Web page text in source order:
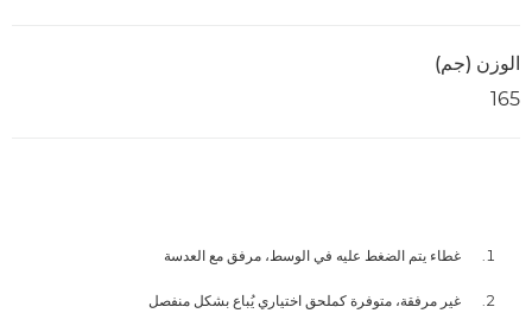
الوزن (جم)
165
غطاء يتم الضغط عليه في الوسط، مرفق مع العدسة
غير مرفقة، متوفرة كملحق اختياري يُباع بشكل منفصل